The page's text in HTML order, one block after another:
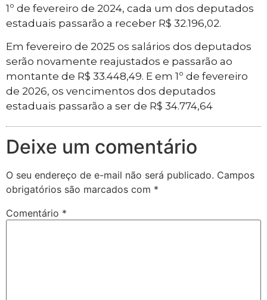
1º de fevereiro de 2024, cada um dos deputados
estaduais passarão a receber R$ 32.196,02.
Em fevereiro de 2025 os salários dos deputados
serão novamente reajustados e passarão ao
montante de R$ 33.448,49. E em 1º de fevereiro
de 2026, os vencimentos dos deputados
estaduais passarão a ser de R$ 34.774,64
Deixe um comentário
O seu endereço de e-mail não será publicado. Campos
obrigatórios são marcados com *
Comentário *